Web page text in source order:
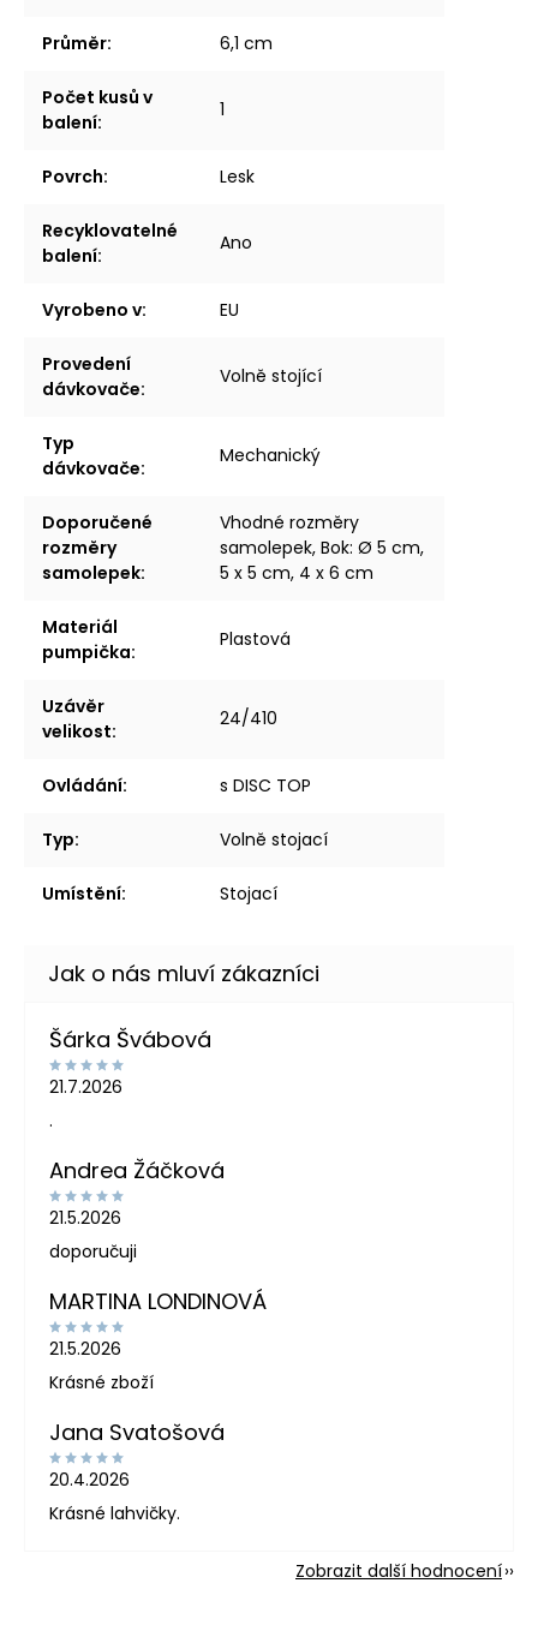
Průměr: 6,1 cm
Počet kusů v
balení:
1
Povrch: Lesk
Recyklovatelné
balení:
Ano
Vyrobeno v: EU
Provedení
dávkovače:
Volně stojící
Typ
dávkovače:
Mechanický
Doporučené
rozměry
samolepek:
Vhodné rozměry
samolepek, Bok: Ø 5 cm,
5 x 5 cm, 4 x 6 cm
Materiál
pumpička:
Plastová
Uzávěr
velikost:
24/410
Ovládání: s DISC TOP
Typ: Volně stojací
Umístění: Stojací
Šárka Švábová
21.7.2026
.
Andrea Žáčková
21.5.2026
doporučuji
MARTINA LONDINOVÁ
21.5.2026
Krásné zboží
Jana Svatošová
20.4.2026
Krásné lahvičky.
Zobrazit další hodnocení